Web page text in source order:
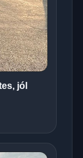
jól